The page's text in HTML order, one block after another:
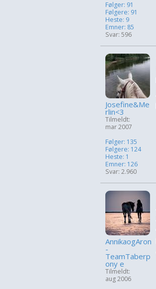
Følger: 91
Følgere: 91
Heste: 9
Emner: 85
Svar: 596
Josefine&Me
rlin<3
Tilmeldt:
mar 2007
Følger: 135
Følgere: 124
Heste: 1
Emner: 126
Svar: 2.960
AnnikaogAron
-
TeamTaberp
ony e
Tilmeldt:
aug 2006